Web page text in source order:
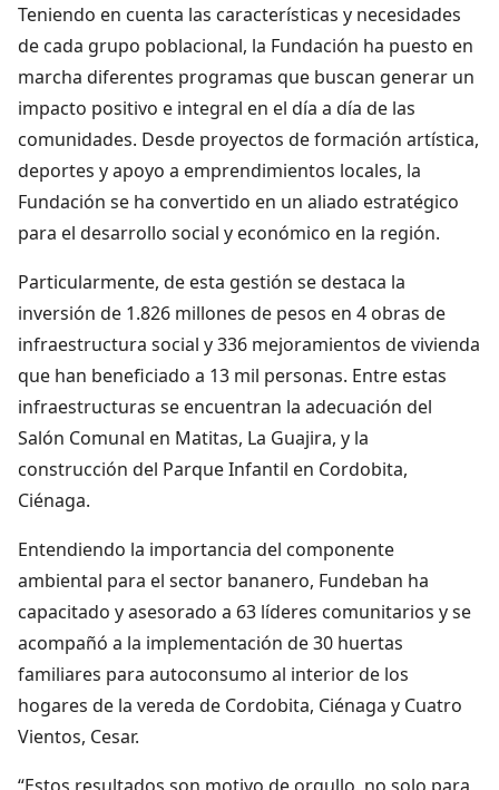
Teniendo en cuenta las características y necesidades
de cada grupo poblacional, la Fundación ha puesto en
marcha diferentes programas que buscan generar un
impacto positivo e integral en el día a día de las
comunidades. Desde proyectos de formación artística,
deportes y apoyo a emprendimientos locales, la
Fundación se ha convertido en un aliado estratégico
para el desarrollo social y económico en la región.
Particularmente, de esta gestión se destaca la
inversión de 1.826 millones de pesos en 4 obras de
infraestructura social y 336 mejoramientos de vivienda
que han beneficiado a 13 mil personas. Entre estas
infraestructuras se encuentran la adecuación del
Salón Comunal en Matitas, La Guajira, y la
construcción del Parque Infantil en Cordobita,
Ciénaga.
Entendiendo la importancia del componente
ambiental para el sector bananero, Fundeban ha
capacitado y asesorado a 63 líderes comunitarios y se
acompañó a la implementación de 30 huertas
familiares para autoconsumo al interior de los
hogares de la vereda de Cordobita, Ciénaga y Cuatro
Vientos, Cesar.